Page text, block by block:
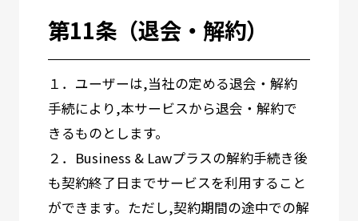
第11条（退会・解約）
１．ユーザーは,当社の定める退会・解約
手続により,本サービスから退会・解約で
きるものとします。
２．Business & Lawプラスの解約手続き後
も契約終了日までサービスを利用すること
ができます。ただし,契約期間の途中での解